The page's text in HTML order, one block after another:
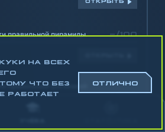
правильной пирамиды -/100
правильной усечённой
-/100
НА ВСЕХ
ЧТО БЕЗ
РАБОТАЕТ
ОТЛИЧНО